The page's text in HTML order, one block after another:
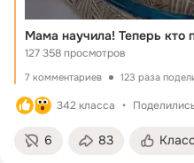
127 358 просмотров
7 комментариев 123 раза
342 класса
6 83 Класс